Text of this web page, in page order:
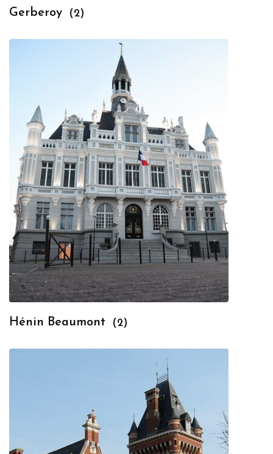
Gerberoy (2)
Hénin Beaumont (2)